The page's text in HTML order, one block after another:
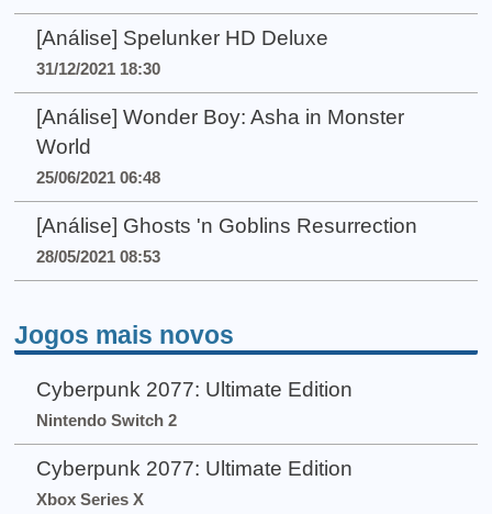
[Análise] Spelunker HD Deluxe
31/12/2021 18:30
[Análise] Wonder Boy: Asha in Monster
World
25/06/2021 06:48
[Análise] Ghosts 'n Goblins Resurrection
28/05/2021 08:53
Jogos mais novos
Cyberpunk 2077: Ultimate Edition
Nintendo Switch 2
Cyberpunk 2077: Ultimate Edition
Xbox Series X